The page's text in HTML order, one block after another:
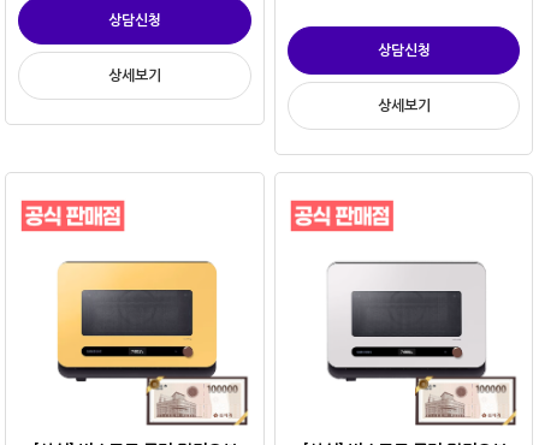
상담신청
상세보기
상담신청
상세보기